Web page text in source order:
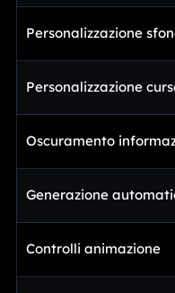
Personalizzazione
Personalizzazione
Oscuramento
Generazione
Controlli animazione